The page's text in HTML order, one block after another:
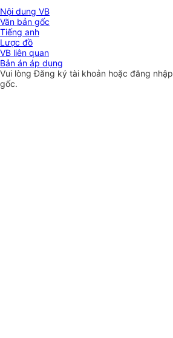
Nội dung VB
Văn bản gốc
Tiếng anh
Lược đồ
VB liên quan
Bản án áp dụng
Vui lòngĐăng ký tài khoản hoặc đăng nhập
gốc.